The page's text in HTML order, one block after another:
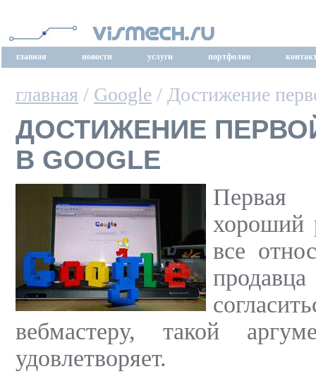
главная новости услуги портфолио
главная / Google / Достижение
ДОСТИЖЕНИЕ
В GOOGLE
хороший
все
вебмастеру, такой
удовлетворяет.